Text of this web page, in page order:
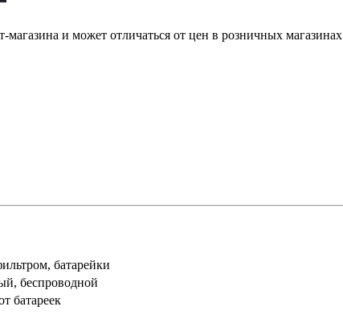
магазина и может отличаться от цен в розничных магазинах
батарейки
беспроводной
батареек